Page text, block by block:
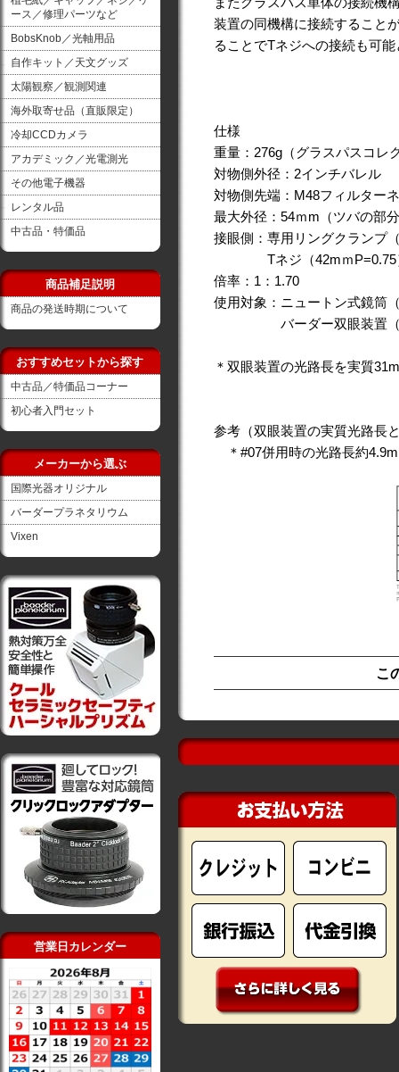
ース／修理パーツなど
BobsKnob／光軸用品
自作キット／天文グッズ
太陽観察／観測関連
海外取寄せ品（直販限定）
冷却CCDカメラ
アカデミック／光電測光
その他電子機器
レンタル品
中古品・特価品
商品補足説明
商品の発送時期について
おすすめセットから探す
中古品／特価品コーナー
初心者入門セット
メーカーから選ぶ
国際光器オリジナル
バーダープラネタリウム
Vixen
営業日カレンダー
装置の同機構に接続すること
ることでTネジへの接続も可
仕様
重量：276g（グラスパスコレ
対物側外径：2インチバレル
対物側先端：M48フィルター
最大外径：54ｍm（ツバの部
接眼側：専用リングクランプ
Tネジ（42mｍP=0.75）
倍率：1：1.70
使用対象：ニュートン式鏡筒
バーダー双眼装置（
＊双眼装置の光路長を実質
参考（双眼装置の実質光路長
＊#07併用時の光路長約
こ